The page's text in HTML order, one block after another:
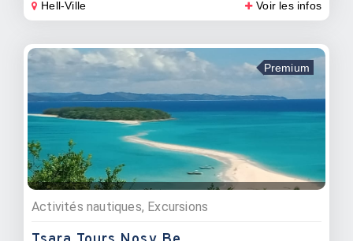
Hell-Ville Voir les infos
Premium
Activités nautiques, Excursions